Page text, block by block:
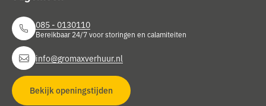
085 - 0130110
Bereikbaar 24/7 voor storingen en calamiteiten
info@gromaxverhuur.nl
Bekijk openingstijden